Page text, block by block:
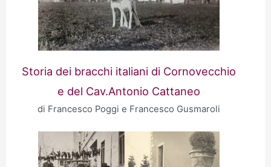
Storia dei bracchi italiani di Cornovecchio
e del Cav.Antonio Cattaneo
di Francesco Poggi e Francesco Gusmaroli